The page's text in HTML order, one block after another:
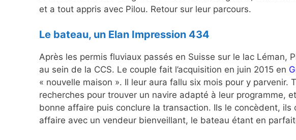
et a tout appris avec Pilou. Retour sur leur parcours.
Le bateau, un Elan Impression 434
Après les permis fluviaux passés en Suisse sur le lac Léman,
au sein de la CCS. Le couple fait l’acquisition en juin 2015 en
« nouvelle maison ». Il leur aura fallu six mois pour y parvenir.
recherches pour trouver un navire adapté à leur programme,
bonne affaire puis conclure la transaction. Ils le concèdent,
affaire avec un vendeur bienveillant, le bateau étant en